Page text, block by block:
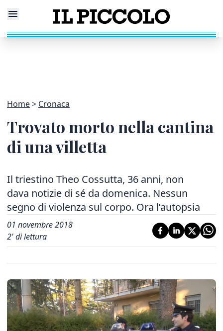
Home Cronaca
Trovato morto nella cantina
di una villetta
Il triestino Theo Cossutta, 36 anni, non
dava notizie di sé da domenica. Nessun
segno di violenza sul corpo. Ora l’autopsia
01 novembre 2018
2' di lettura